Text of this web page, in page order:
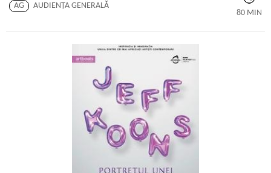
AG
AUDIENŢA GENERALĂ
80 MIN